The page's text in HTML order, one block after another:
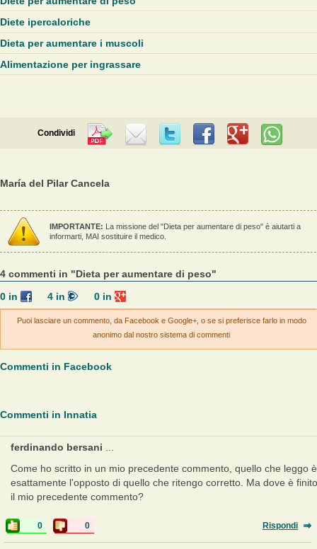
Diete ipercaloriche
Dieta per aumentare i muscoli
Alimentazione per ingrassare
Condividi
María del Pilar Cancela
IMPORTANTE: La missione del "Dieta per aumentare di peso" è aiutarti a
informarti, MAI sostituire il medico.
4 commenti in "Dieta per aumentare di peso"
0in 4in 0 in
Puoi lasciare un commento, da Facebook e Google+, o se si preferisce farlo in modo
anonimo dal nostro sistema di commenti
Commenti in Facebook
Commenti in Innatia
ferdinando bersani
Come ho scritto in un mio precedente commento, quello che leggo è
esattamente l'opposto di quello che ritengo corretto. Ma dove è finito
il mio precedente commento?
0 0 Rispondi